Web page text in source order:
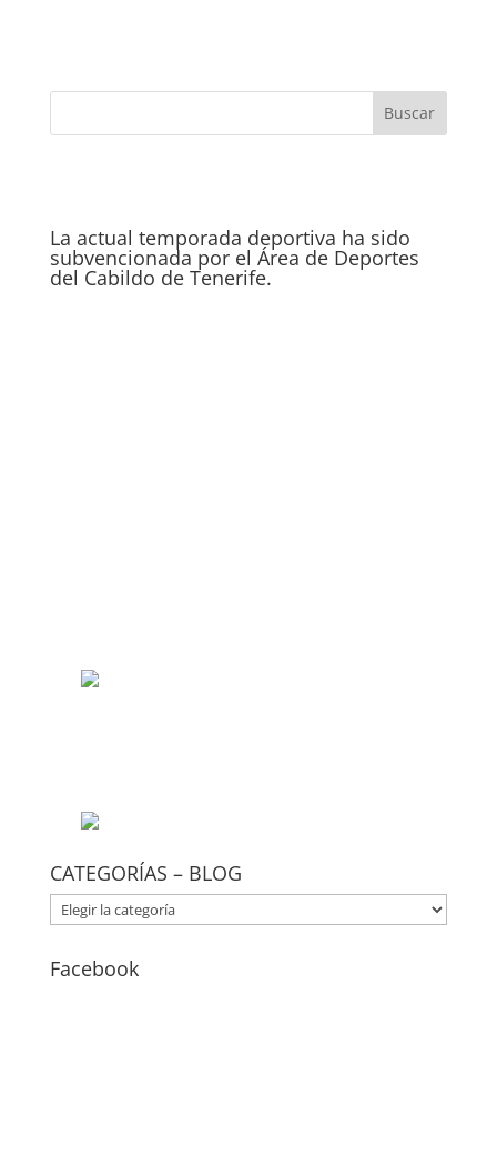
La actual temporada deportiva ha sido
subvencionada por el Área de Deportes
del Cabildo de Tenerife.
CATEGORÍAS – BLOG
CATEGORÍAS
–
Facebook